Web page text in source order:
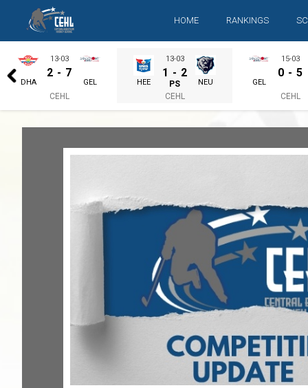
HOME RANKINGS
DHA
13-03
2 - 7
GEL
CEHL
HEE
13-03
1 - 2
PS NEU
CEHL
GEL
15-03
0 - 5
CEHL